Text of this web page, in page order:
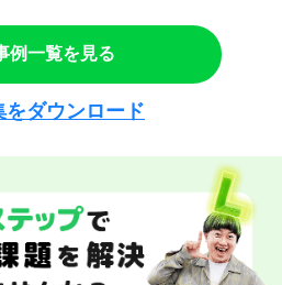
例一覧を見る
をダウンロード